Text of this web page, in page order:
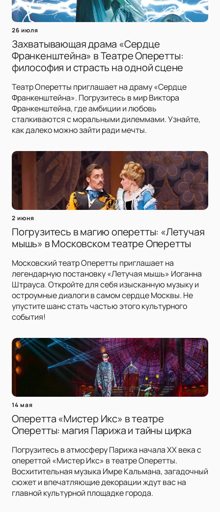
26 июля
Захватывающая драма «Сердце
Франкенштейна» в Театре Оперетты:
философия и страсть на одной сцене
Театр Оперетты приглашает на драму «Сердце
Франкенштейна». Погрузитесь в мир Виктора
Франкенштейна, где амбиции и любовь
сталкиваются с моральными дилеммами. Узнайте,
как далеко можно зайти ради мечты.
2 июня
Погрузитесь в магию оперетты: «Летучая
мышь» в Московском театре Оперетты
Московский театр Оперетты приглашает на
легендарную постановку «Летучая мышь» Иоганна
Штрауса. Откройте для себя изысканную музыку и
остроумные диалоги в самом сердце Москвы. Не
упустите шанс стать частью этого культурного
события!
14 мая
Оперетта «Мистер Икс» в театре
Оперетты: магия Парижа и тайны цирка
Погрузитесь в атмосферу Парижа начала XX века с
опереттой «Мистер Икс» в театре Оперетты.
Восхитительная музыка Имре Кальмана, загадочный
сюжет и впечатляющие декорации ждут вас на
главной культурной площадке города.